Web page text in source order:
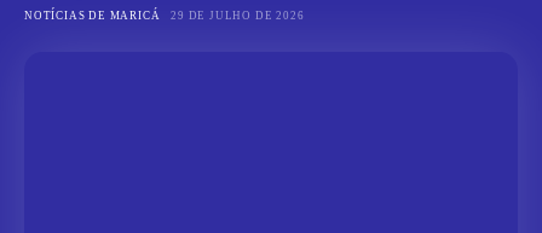
NOTÍCIAS DE MARICÁ 29 DE JULHO DE 2026